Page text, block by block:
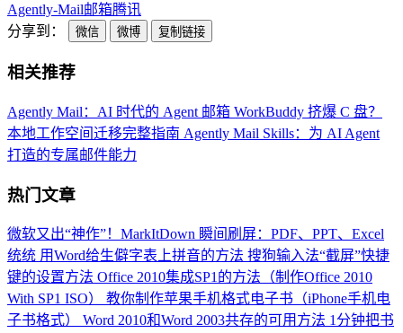
Agently-Mail邮箱腾讯
分享到：
微信 微博 复制链接
相关推荐
Agently Mail：AI 时代的 Agent 邮箱 WorkBuddy 挤爆 C 盘？
本地工作空间迁移完整指南 Agently Mail Skills：为 AI Agent
打造的专属邮件能力
热门文章
微软又出“神作”！MarkItDown 瞬间刷屏：PDF、PPT、Excel
统统 用Word给生僻字表上拼音的方法 搜狗输入法“截屏”快捷
键的设置方法 Office 2010集成SP1的方法（制作Office 2010
With SP1 ISO）
教你制作苹果手机格式电子书（iPhone手机电
子书格式）
Word 2010和Word 2003共存的可用方法 1分钟把书